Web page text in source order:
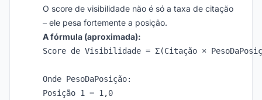
O score de visibilidade não é só a taxa de citação
– ele pesa fortemente a posição.
A fórmula (aproximada):
Score de Visibilidade = Σ(Citação ×
Onde PesoDaPosição:
Posição 1 = 1,0